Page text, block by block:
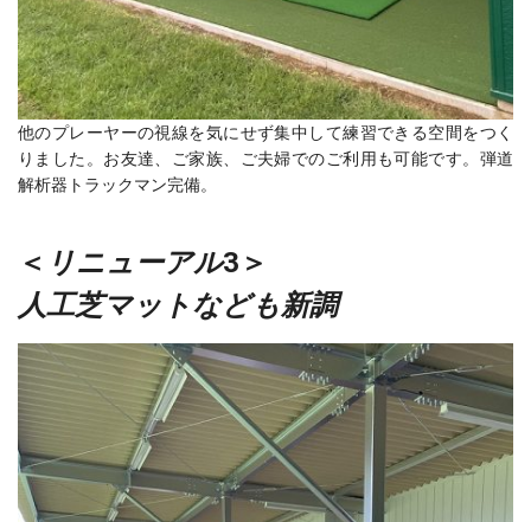
他のプレーヤーの視線を気にせず集中して練習できる空間をつく
りました。お友達、ご家族、ご夫婦でのご利用も可能です。弾道
解析器トラックマン完備。
＜ リニューアル3＞
人工芝マットなども新調